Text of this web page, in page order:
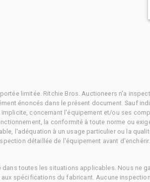
limitée. Ritchie Bros. Auctioneers n'a
énoncés dans le présent document. Sauf
concernant l'équipement et/ou ses
la conformité à toute norme ou
l'adéquation à un usage particulier ou la
détaillée de l'équipement avant d'enchérir.
toutes les situations applicables. Nous ne
spécifications du fabricant. Aucune